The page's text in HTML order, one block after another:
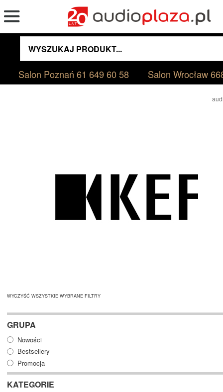
Salon Poznań61 649 60 58 Salon Wrocław
WYCZYŚĆ WSZYSTKIE WYBRANE FILTRY
GRUPA
Nowości
Bestsellery
Promocja
KATEGORIE